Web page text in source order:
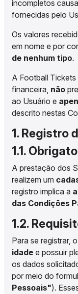
incompletos
fornecidas pelo
Os valores
em nome e por
de nenhum tipo.
A Football Tickets
financeira, não
ao Usuário e
descrito nestas
1. Registro
1.1.
A prestação dos
realizem um
registro implica a
das Condições
1.2.
Para se registrar,
idade e possuir
os dados
por meio do
Pessoais").